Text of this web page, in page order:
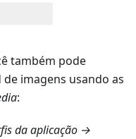
também pode
imagens usando as
:
da aplicação →